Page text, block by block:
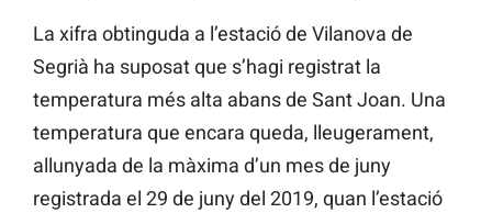
La xifra obtinguda a l’estació de Vilanova de
Segrià ha suposat que s’hagi registrat la
temperatura més alta abans de Sant Joan. Una
temperatura que encara queda, lleugerament,
allunyada de la màxima d’un mes de juny
registrada el 29 de juny del 2019, quan l’estació